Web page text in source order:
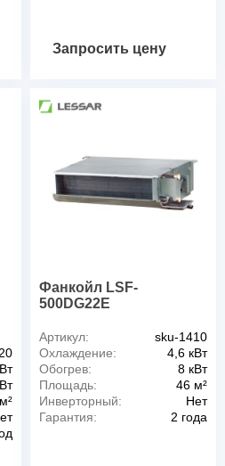
Запросить цену
Фанкойл LSF-
500DG22E
Артикул:
sku-1410
Охлаждение:
4,6 кВт
Обогрев:
8 кВт
Площадь:
46 м²
Инверторный:
Нет
Гарантия:
2 года